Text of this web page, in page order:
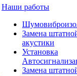
Наши работы
Замена
акустики
Установка
Замена